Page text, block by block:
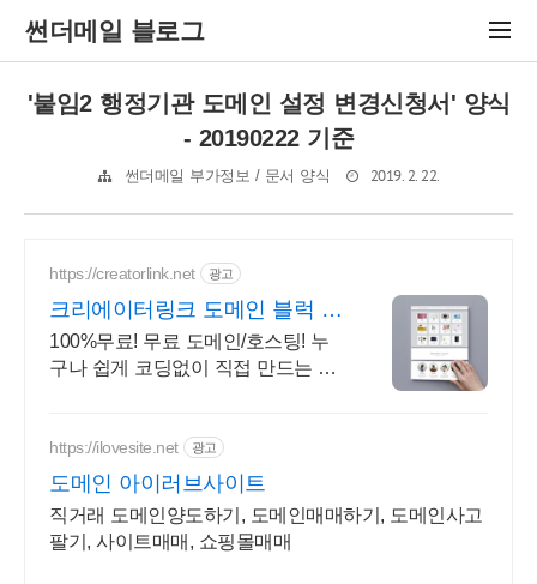
썬더메일 블로그
'붙임2 행정기관 도메인 설정 변경신청서' 양식
- 20190222 기준
썬더메일 부가정보 / 문서 양식 2019. 2. 22.
https://creatorlink.net 광고
크리에이터링크 도메인 블럭 쌓
기로 만드는 홈페이지
100%무료! 무료 도메인/호스팅! 누
구나 쉽게 코딩없이 직접 만드는 홈
리에이터링크에서.
https://ilovesite.net 광고
도메인 아이러브사이트
직거래 도메인양도하기, 도메인매매하기, 도메인사고
팔기, 사이트매매, 쇼핑몰매매